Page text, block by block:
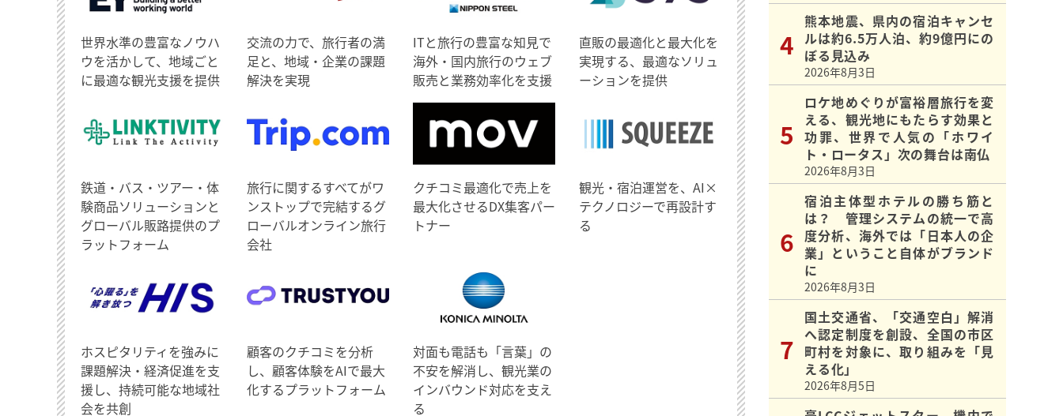
世界水準の豊富なノウハ
ウを活かして、地域ごと
に最適な観光支援を提供
交流の力で、旅行者の満
足と、地域・企業の課題
解決を実現
ITと旅行の豊富な知見で
海外・国内旅行のウェブ
販売と業務効率化を支援
直販の最適化と最大化を
実現する、最適なソリュ
ーションを提供
鉄道・バス・ツアー・体
験商品ソリューションと
グローバル販路提供のプ
ラットフォーム
旅行に関するすべてがワ
ンストップで完結するグ
ローバルオンライン旅行
会社
クチコミ最適化で売上を
最大化させるDX集客パー
トナー
観光・宿泊運営を、AI×
テクノロジーで再設計す
る
ホスピタリティを強みに
課題解決・経済促進を支
援し、持続可能な地域社
会を共創
顧客のクチコミを分析
し、顧客体験をAIで最大
化するプラットフォーム
対面も電話も「言葉」の
不安を解消し、観光業の
インバウンド対応を支え
る
熊本地震、県内の宿泊キャンセ
ルは約6.5万人泊、約9億円にの
ぼる見込み
2026年8月3日
ロケ地めぐりが富裕層旅行を変
える、観光地にもたらす効果と
功罪、世界で人気の「ホワイ
ト・ロータス」次の舞台は南仏
2026年8月3日
宿泊主体型ホテルの勝ち筋と
は？ 管理システムの統一で高
度分析、海外では「日本人の企
業」ということ自体がブランド
に
2026年8月3日
国土交通省、「交通空白」解消
へ認定制度を創設、全国の市区
町村を対象に、取り組みを「見
える化」
2026年8月5日